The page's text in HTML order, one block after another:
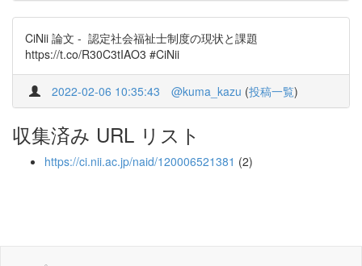
CiNii 論文 - 認定社会福祉士制度の現状と課題
https://t.co/R30C3tIAO3 #CiNii
2022-02-06 10:35:43 @kuma_kazu (投稿一覧)
収集済み URL リスト
https://ci.nii.ac.jp/naid/120006521381 (2)